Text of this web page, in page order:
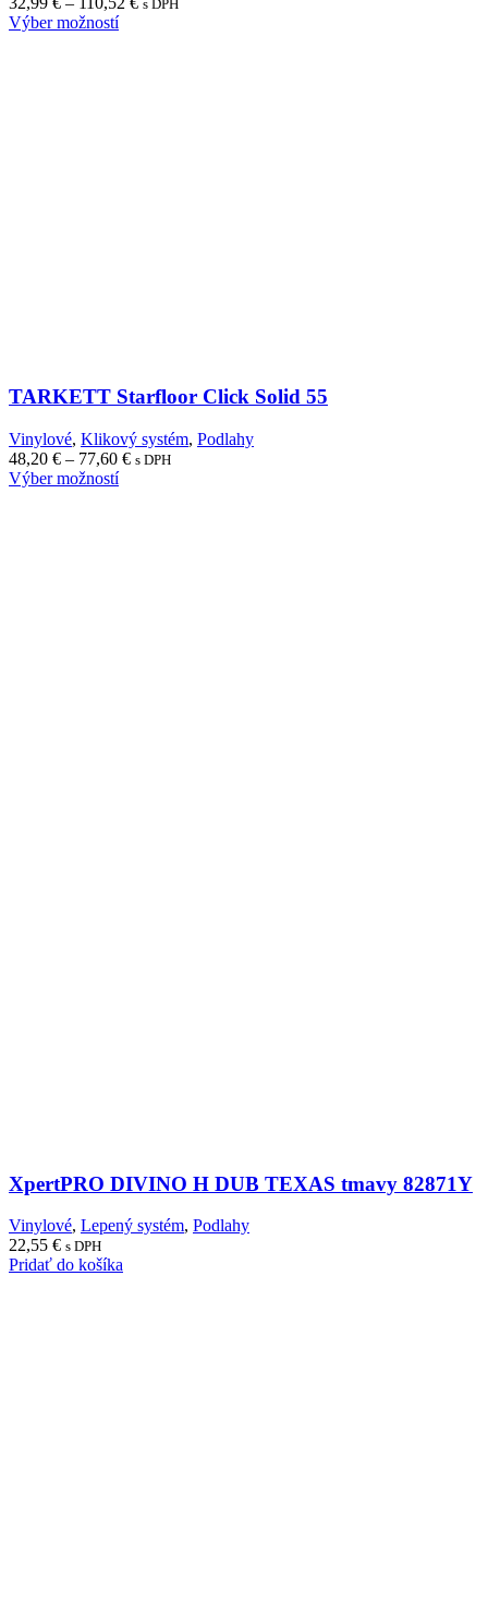
s DPH
Výber možností
TARKETT Starfloor Click Solid 55
Vinylové, Klikový systém, Podlahy
48,20 € – 77,60 €Price
s DPH
Výber možností
XpertPRO DIVINO H DUB TEXAS tmavy 82871Y
Vinylové, Lepený systém, Podlahy
22,55 € s DPH
Pridať do košíka